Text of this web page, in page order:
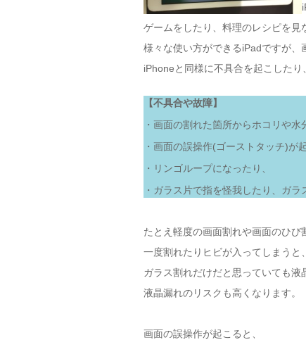
ゲームをしたり、料理のレシピを見
様々な使い方ができるiPadですが、
iPhoneと同様に不具合を起こしたり
【不具合や故障】
・画面の割れた箇所からホコリや
・画面の誤操作(ゴーストタッチ)が
・リンゴループになったり、
・ガラス片で指を怪我したり、ガ
たとえ軽度の画面割れや画面のひび
一度割れたりヒビが入ってしまうと
ガラス割れだけだと思っていても液
液晶漏れのリスクも高くなります。
画面の誤操作が起こると、